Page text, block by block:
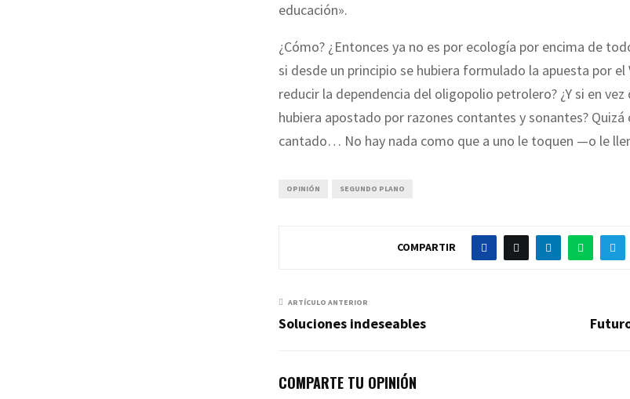
educación».
¿Cómo? ¿Entonces ya no es por ecología por encima de
si desde un principio se hubiera formulado la apuesta por el
reducir la dependencia del oligopolio petrolero? ¿Y si en
hubiera apostado por razones contantes y sonantes?
cantado… No hay nada como que a uno le toquen —o le
OPINIÓN SEGUNDO PLANO
COMPARTIR
ARTÍCULO ANTERIOR
Soluciones indeseables
COMPARTE TU OPINIÓN